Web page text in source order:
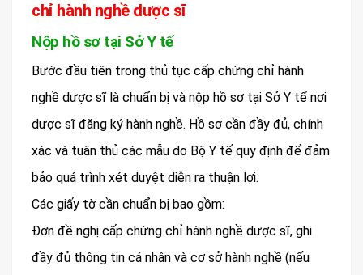
chỉ hành nghề dược sĩ
Nộp hồ sơ tại Sở Y tế
Bước đầu tiên trong thủ tục cấp chứng chỉ hành
nghề dược sĩ là chuẩn bị và nộp hồ sơ tại Sở Y tế nơi
dược sĩ đăng ký hành nghề. Hồ sơ cần đầy đủ, chính
xác và tuân thủ các mẫu do Bộ Y tế quy định để đảm
bảo quá trình xét duyệt diễn ra thuận lợi.
Các giấy tờ cần chuẩn bị bao gồm:
Đơn đề nghị cấp chứng chỉ hành nghề dược sĩ, ghi
đầy đủ thông tin cá nhân và cơ sở hành nghề (nếu